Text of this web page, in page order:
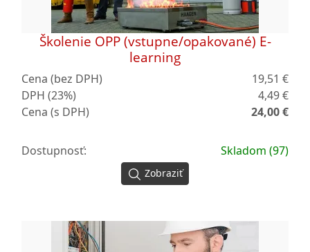
Školenie OPP (vstupne/opakované) E-
learning
Cena (bez DPH)
19,51 €
DPH (23%)
4,49 €
Cena (s DPH)
24,00 €
Dostupnosť: Skladom (97)
Zobraziť